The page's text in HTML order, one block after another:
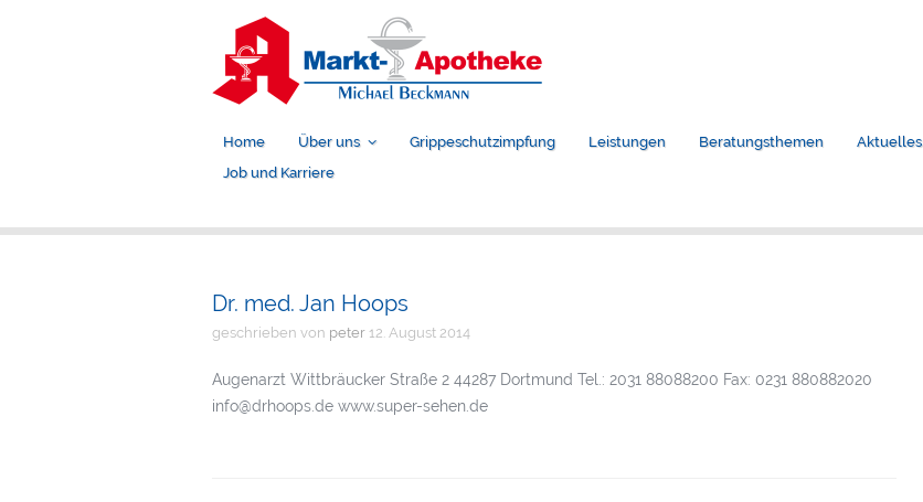
Home Über uns Grippeschutzimpfung Leistungen Beratungsthemen Aktuelles
Job und Karriere
Dr. med. Jan Hoops
geschrieben von peter 12. August 2014
Augenarzt Wittbräucker Straße 2 44287 Dortmund Tel.: 2031 88088200 Fax: 0231 880882020
info@drhoops.de www.super-sehen.de